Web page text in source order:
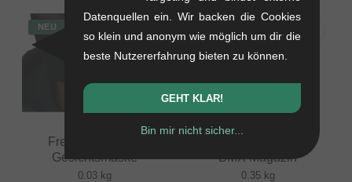
NEU
Frenchys "Logo"
Gesichtsmaske
0.03 kg
Bicross Editions "N°7"
BMX Magazin
0.35 kg
Datenquellen ein. Wir backen die Cookies
so klein und anonym wie möglich um dir die
beste Nutzererfahrung bieten zu können.
GEHT KLAR!
Bin mir nicht sicher...